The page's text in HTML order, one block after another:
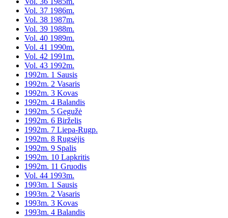
Vol. 37 1986m.
Vol. 38 1987m.
Vol. 39 1988m.
Vol. 40 1989m.
Vol. 41 1990m.
Vol. 42 1991m.
Vol. 43 1992m.
1992m. 1 Sausis
1992m. 2 Vasaris
1992m. 3 Kovas
1992m. 4 Balandis
1992m. 5 Gegužė
1992m. 6 Birželis
1992m. 7 Liepa-Rugp.
1992m. 8 Rugsėjis
1992m. 9 Spalis
1992m. 10 Lapkritis
1992m. 11 Gruodis
Vol. 44 1993m.
1993m. 1 Sausis
1993m. 2 Vasaris
1993m. 3 Kovas
1993m. 4 Balandis